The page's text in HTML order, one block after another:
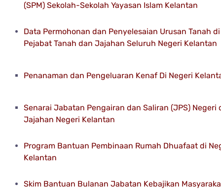
(SPM) Sekolah-Sekolah Yayasan Islam Kelantan
Data Permohonan dan Penyelesaian Urusan Tanah di
Pejabat Tanah dan Jajahan Seluruh Negeri Kelantan
Penanaman dan Pengeluaran Kenaf Di Negeri
Senarai Jabatan Pengairan dan Saliran (JPS) Negeri
Jajahan Negeri Kelantan
Program Bantuan Pembinaan Rumah Dhuafaat di
Kelantan
Skim Bantuan Bulanan Jabatan Kebajikan